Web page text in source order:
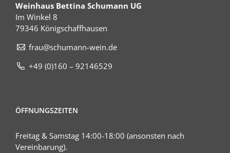
Weinhaus Bettina Schumann UG
Im Winkel 8
79346 Königschaffhausen
frau@schumann-wein.de
+49 (0)160 – 92146529
ÖFFNUNGSZEITEN
Freitag & Samstag 14:00-18:00 (ansonsten nach
Vereinbarung).